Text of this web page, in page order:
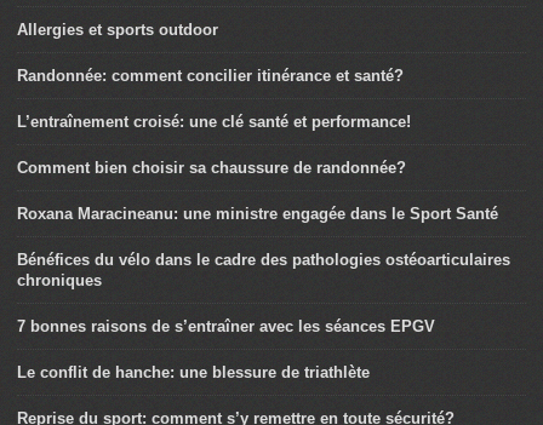
Allergies et sports outdoor
Randonnée: comment concilier itinérance et santé?
L’entraînement croisé: une clé santé et performance!
Comment bien choisir sa chaussure de randonnée?
Roxana Maracineanu: une ministre engagée dans le Sport Santé
Bénéfices du vélo dans le cadre des pathologies ostéoarticulaires
chroniques
7 bonnes raisons de s’entraîner avec les séances EPGV
Le conflit de hanche: une blessure de triathlète
Reprise du sport: comment s’y remettre en toute sécurité?